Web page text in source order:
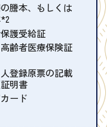
謄本、もしくは
護受給証
齢者医療保険証
登録原票の記載
明書
ード